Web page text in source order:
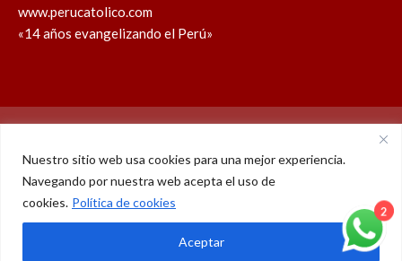
Nuestro sitio web usa cookies para una mejor experiencia.
Navegando por nuestra web acepta el uso de
cookies. Política de cookies
Aceptar
www.perucatolico.com
«14 años evangelizando el Perú»
WhatsAppFacebookYoutubeInstagram
X
© Derechos reservados 2026 – Perú Católico | 14 años
evangelizando el Perú
2